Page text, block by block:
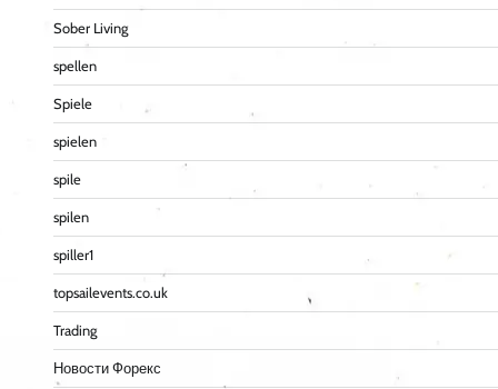
Sober Living
spellen
Spiele
spielen
spile
spilen
spiller1
topsailevents.co.uk
Trading
Новости Форекс